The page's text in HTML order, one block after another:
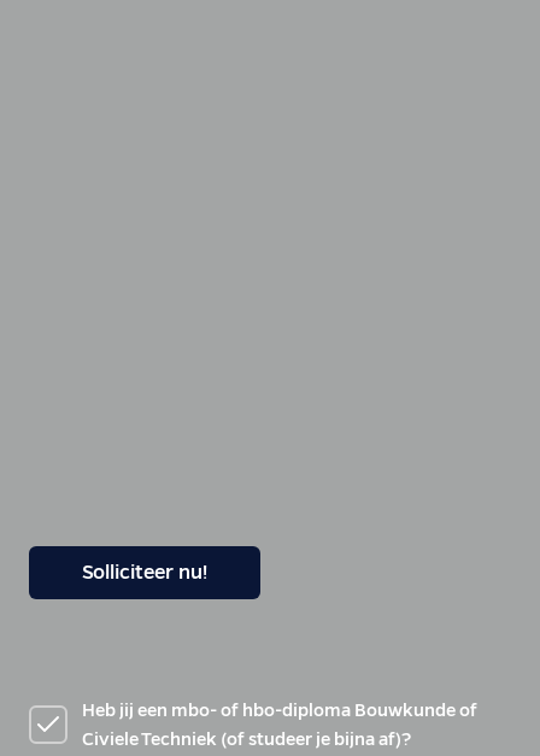
Solliciteer nu!
Heb jij een mbo- of hbo-diploma Bouwkunde of
Civiele Techniek (of studeer je bijna af)?